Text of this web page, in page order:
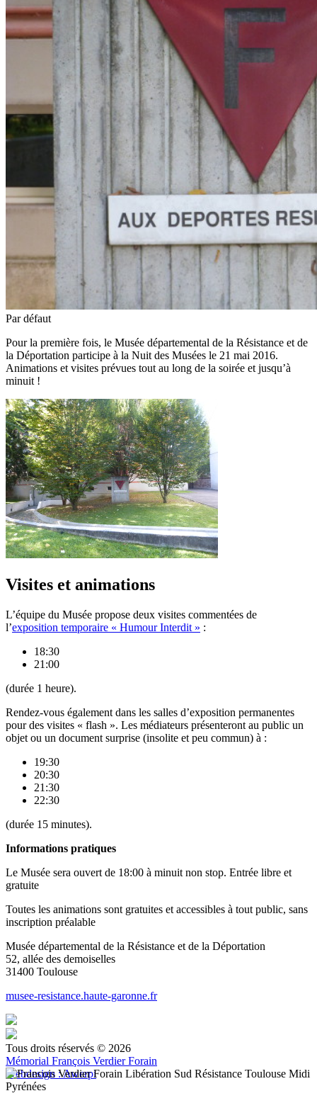
Par défaut
Pour la première fois, le Musée départemental de la Résistance et de
la Déportation participe à la Nuit des Musées le 21 mai 2016.
Animations et visites prévues tout au long de la soirée et jusqu’à
minuit !
Visites et animations
L’équipe du Musée propose deux visites commentées de
l’exposition temporaire « Humour Interdit » :
18:30
21:00
(durée 1 heure).
Rendez-vous également dans les salles d’exposition permanentes
pour des visites « flash ». Les médiateurs présenteront au public un
objet ou un document surprise (insolite et peu commun) à :
19:30
20:30
21:30
22:30
(durée 15 minutes).
Informations pratiques
Le Musée sera ouvert de 18:00 à minuit non stop. Entrée libre et
gratuite
Toutes les animations sont gratuites et accessibles à tout public, sans
inscription préalable
Musée départemental de la Résistance et de la Déportation
52, allée des demoiselles
31400 Toulouse
musee-resistance.haute-garonne.fr
Tous droits réservés © 2026
Mémorial François Verdier Forain
Webdesign : Awerpi